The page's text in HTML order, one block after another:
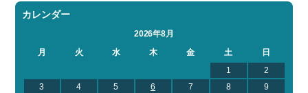
カレンダー
2026年8月
月
火 水 木 金 土
日
1
2
3
4 5 6 7 8
9